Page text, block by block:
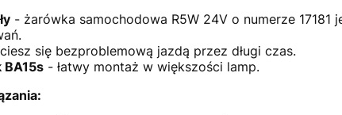
- żarówka samochodowa R5W 24V o numerze 17181
się bezproblemową jazdą przez długi czas.
- łatwy montaż w większości lamp.